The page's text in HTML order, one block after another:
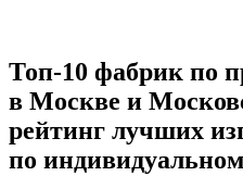
Топ-10 фабрик по
в Москве и
рейтинг лучших
по